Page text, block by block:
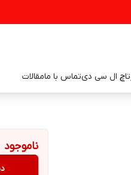
تاچ ال سی دیتماس با مامقالات
ناموجود